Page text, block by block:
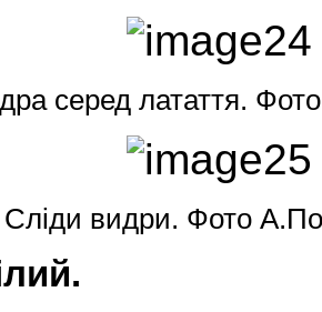
серед латаття.
Сліди видри. Фото А.